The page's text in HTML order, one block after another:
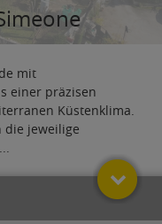
mit
einer präzisen
Küstenklima.
die jeweilige
...